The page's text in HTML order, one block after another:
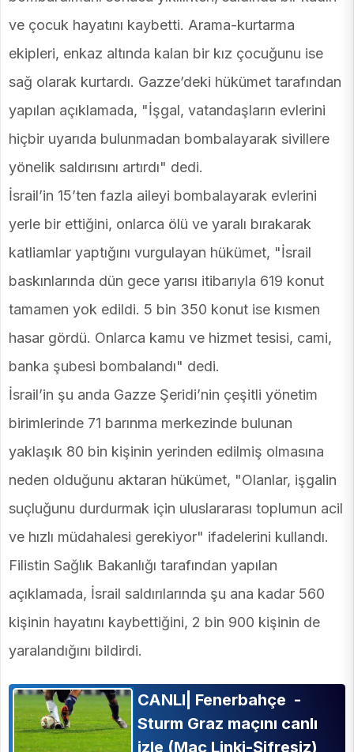
ve çocuk hayatını kaybetti. Arama-kurtarma
ekipleri, enkaz altında kalan bir kız çocuğunu ise
sağ olarak kurtardı. Gazze’deki hükümet tarafından
yapılan açıklamada, "İşgal, vatandaşların evlerini
hiçbir uyarıda bulunmadan bombalayarak sivillere
yönelik saldırısını artırdı" dedi.
İsrail’in 15’ten fazla aileyi bombalayarak evlerini
yerle bir ettiğini, onlarca ölü ve yaralı bırakarak
katliamlar yaptığını vurgulayan hükümet, "İsrail
baskınlarında dün gece yarısı itibarıyla 619 konut
tamamen yok edildi. 5 bin 350 konut ise kısmen
hasar gördü. Onlarca kamu ve hizmet tesisi, cami,
banka şubesi bombalandı" dedi.
İsrail’in şu anda Gazze Şeridi’nin çeşitli yönetim
birimlerinde 71 barınma merkezinde bulunan
yaklaşık 80 bin kişinin yerinden edilmiş olmasına
neden olduğunu aktaran hükümet, "Olanlar, işgalin
suçluğunu durdurmak için uluslararası toplumun acil
ve hızlı müdahalesi gerekiyor" ifadelerini kullandı.
Filistin Sağlık Bakanlığı tarafından yapılan
açıklamada, İsrail saldırılarında şu ana kadar 560
kişinin hayatını kaybettiğini, 2 bin 900 kişinin de
yaralandığını bildirdi.
CANLI| Fenerbahçe -
Sturm Graz maçını canlı
izle (Maç Linki-Şifresiz)